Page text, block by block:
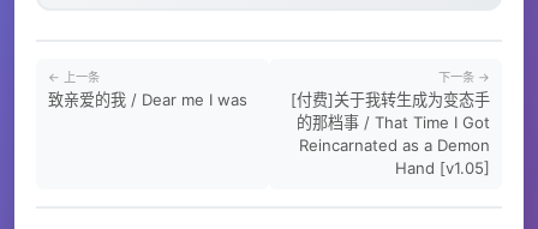
← 上一条
致亲爱的我 / Dear me I was
下一条 →
[付费]关于我转生成为变态手
的那档事 / That Time I Got
Reincarnated as a Demon
Hand [v1.05]